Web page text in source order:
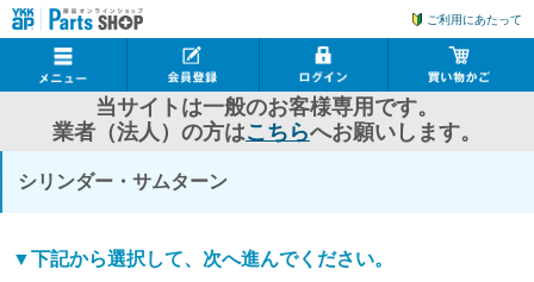
ご利用にあたって
当サイトは一般のお客様専用です。
業者（法人）の方はこちらへお願いします。
シリンダー・サムターン
▼下記から選択して、次へ進んでください。